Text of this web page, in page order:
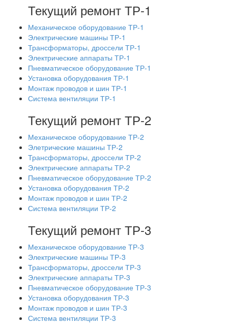
Текущий ремонт ТР-1
Механическое оборудование ТР-1
Электрические машины ТР-1
Трансформаторы, дроссели ТР-1
Электрические аппараты ТР-1
Пневматическое оборудование ТР-1
Установка оборудования ТР-1
Монтаж проводов и шин ТР-1
Система вентиляции ТР-1
Текущий ремонт ТР-2
Механическое оборудование ТР-2
Элетрические машины ТР-2
Трансформаторы, дроссели ТР-2
Электрические аппараты ТР-2
Пневматическое оборудование ТР-2
Установка оборудования ТР-2
Монтаж проводов и шин ТР-2
Система вентиляции ТР-2
Текущий ремонт ТР-3
Механическое оборудование ТР-3
Электрические машины ТР-3
Трансформаторы, дроссели ТР-3
Электрические аппараты ТР-3
Пневматическое оборудование ТР-3
Установка оборудования ТР-3
Монтаж проводов и шин ТР-3
Система вентиляции ТР-3